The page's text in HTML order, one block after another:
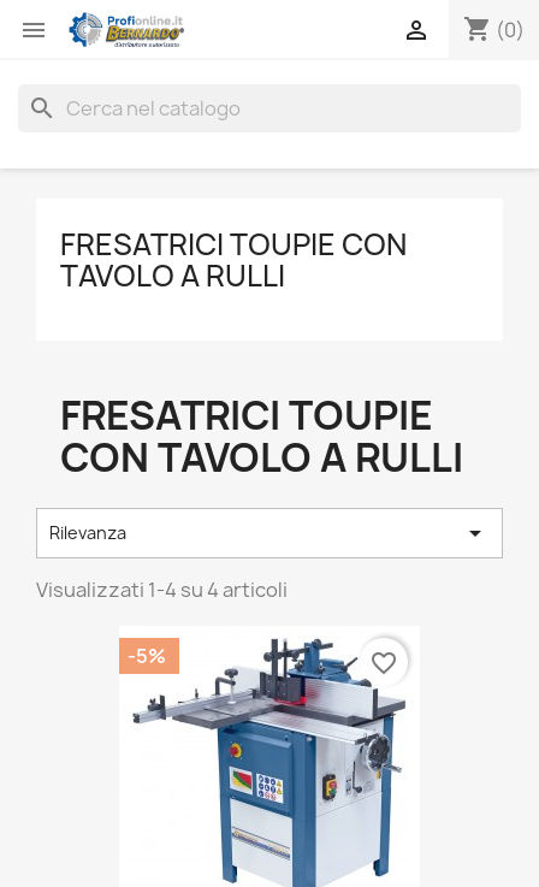
 shopping_cart (0)

search
FRESATRICI TOUPIE CON
TAVOLO A RULLI
FRESATRICI TOUPIE
CON TAVOLO A RULLI
Rilevanza 
Visualizzati 1-4 su 4 articoli
-5% favorite_border